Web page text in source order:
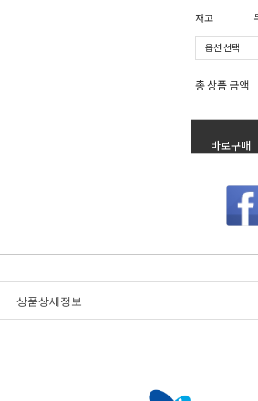
재고
총 상품 금액
바로구매
상품상세정보